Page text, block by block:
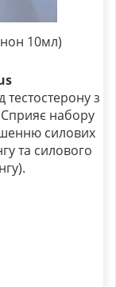
10мл)
тестостерону з
набору
силових
та силового